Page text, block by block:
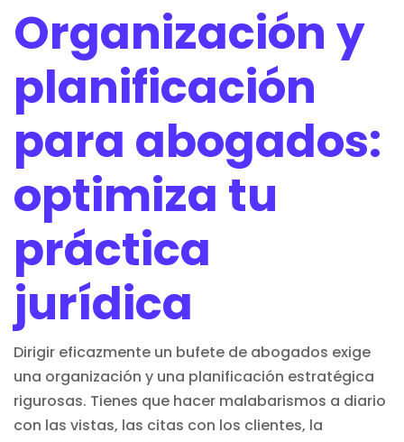
Organización y
planificación
para abogados:
optimiza tu
práctica
jurídica
Dirigir eficazmente un bufete de abogados exige
una organización y una planificación estratégica
rigurosas. Tienes que hacer malabarismos a diario
con las vistas, las citas con los clientes, la